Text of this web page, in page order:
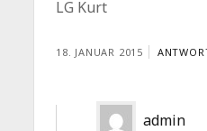
LG Kurt
18. JANUAR 2015
admin